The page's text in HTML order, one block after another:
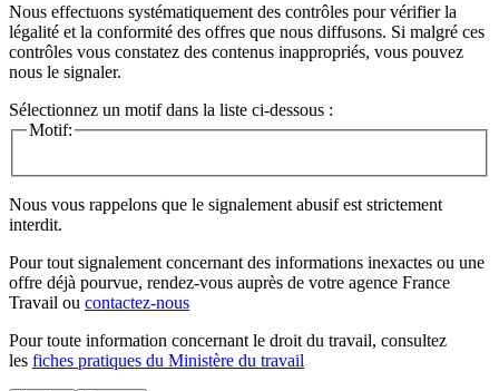
Nous effectuons systématiquement des contrôles pour vérifier la
légalité et la conformité des offres que nous diffusons. Si malgré ces
contrôles vous constatez des contenus inappropriés, vous pouvez
nous le signaler.
Sélectionnez un motif dans la liste ci-dessous :
Motif:
Nous vous rappelons que le signalement abusif est strictement
interdit.
Pour tout signalement concernant des informations inexactes ou une
offre déjà pourvue, rendez-vous auprès de votre agence France
Travail ou contactez-nous
Pour toute information concernant le droit du travail, consultez
les fiches pratiques du Ministère du travail